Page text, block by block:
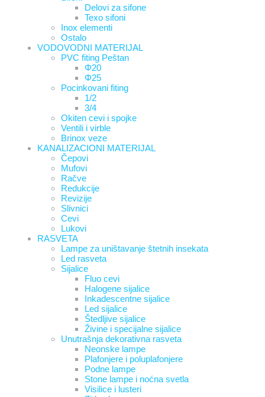
Delovi za sifone
Texo sifoni
Inox elementi
Ostalo
VODOVODNI MATERIJAL
PVC fiting Peštan
Φ20
Φ25
Pocinkovani fiting
1/2
3/4
Okiten cevi i spojke
Ventili i virble
Brinox veze
KANALIZACIONI MATERIJAL
Čepovi
Mufovi
Račve
Redukcije
Revizije
Slivnici
Cevi
Lukovi
RASVETA
Lampe za uništavanje štetnih insekata
Led rasveta
Sijalice
Fluo cevi
Halogene sijalice
Inkadescentne sijalice
Led sijalice
Štedljive sijalice
Živine i specijalne sijalice
Unutrašnja dekorativna rasveta
Neonske lampe
Plafonjere i poluplafonjere
Podne lampe
Stone lampe i noćna svetla
Visilice i lusteri